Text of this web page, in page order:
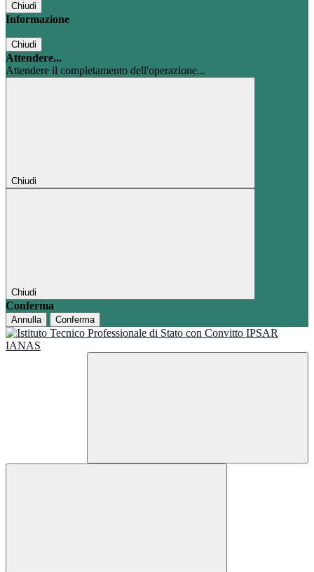
Chiudi
Informazione
Chiudi
Attendere...
Attendere il completamento dell'operazione...
Chiudi
Chiudi
Conferma
Annulla Conferma